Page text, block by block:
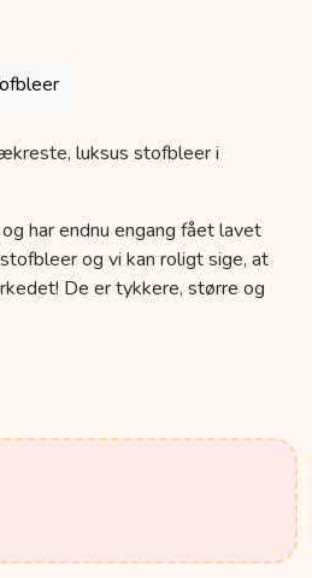
luksus stofbleer i
har endnu engang fået lavet
og vi kan roligt sige, at
De er tykkere, større og